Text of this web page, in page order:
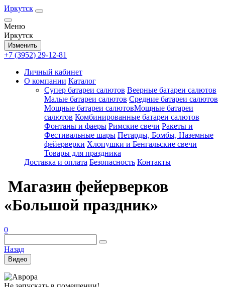
Иркутск
Меню
Иркутск
Изменить
+7 (3952) 29-12-81
Личный кабинет
О компании Каталог
Супер батареи салютов Веерные батареи салютов
Малые батареи салютов Средние батареи салютов
Мощные батареи салютовМощные батареи
салютов Комбинированные батареи салютов
Фонтаны и фаеры Римские свечи Ракеты и
Фестивальные шары Петарды, Бомбы, Наземные
фейерверки Хлопушки и Бенгальские свечи
Товары для праздника
Доставка и оплата Безопасность Контакты
Магазин фейерверков
«Большой праздник»
0
Назад
Видео